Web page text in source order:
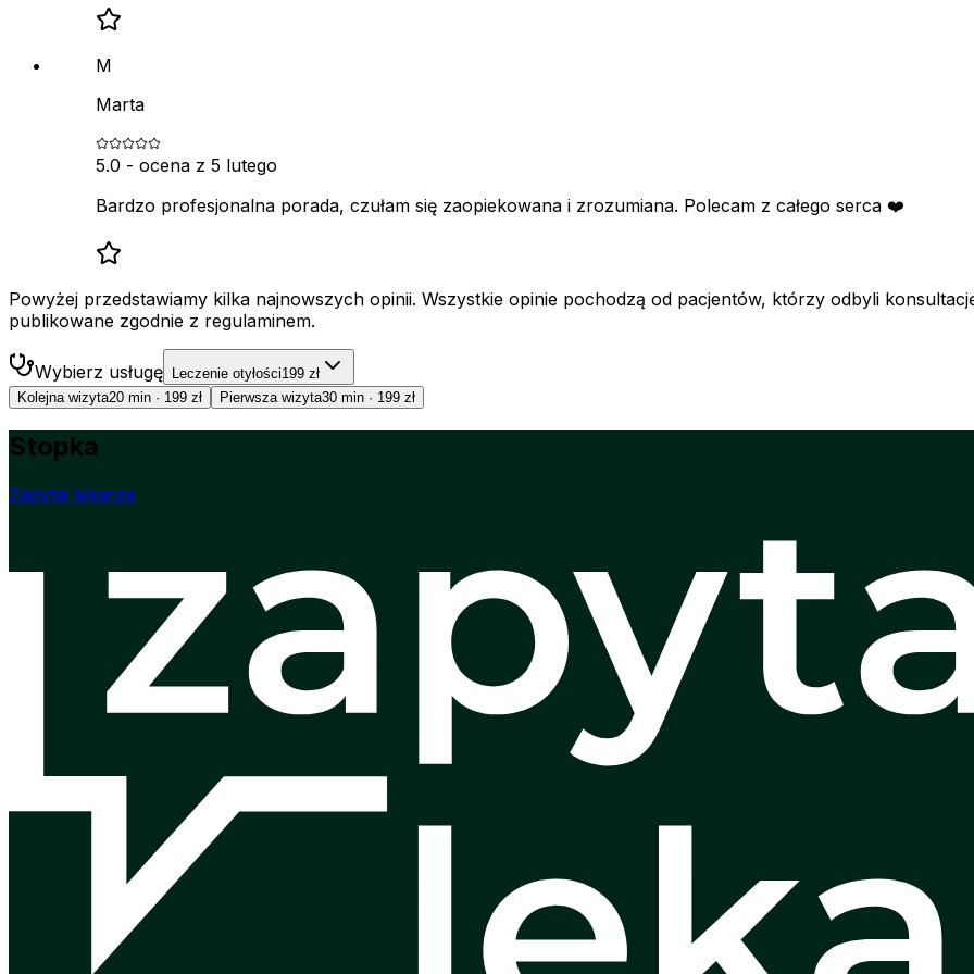
M
Marta
5.0 - ocena z 5 lutego
Bardzo profesjonalna porada, czułam się zaopiekowana i zrozumiana. Polecam z całego serca ❤️
Powyżej przedstawiamy kilka najnowszych opinii. Wszystkie opinie pochodzą od pacjentów, którzy odbyli
publikowane zgodnie z regulaminem.
Wybierz usługę Leczenie otyłości199 zł
Kolejna wizyta20 min · 199 zł Pierwsza wizyta30 min · 199 zł
Stopka
Zapytaj lekarza